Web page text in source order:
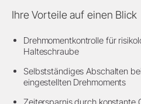
Ihre Vorteile auf einen Blick
Drehmomentkontrolle für
Halteschraube
Selbstständiges Abschalten
eingestellten Drehmoments
Zeitersparnis durch konstante